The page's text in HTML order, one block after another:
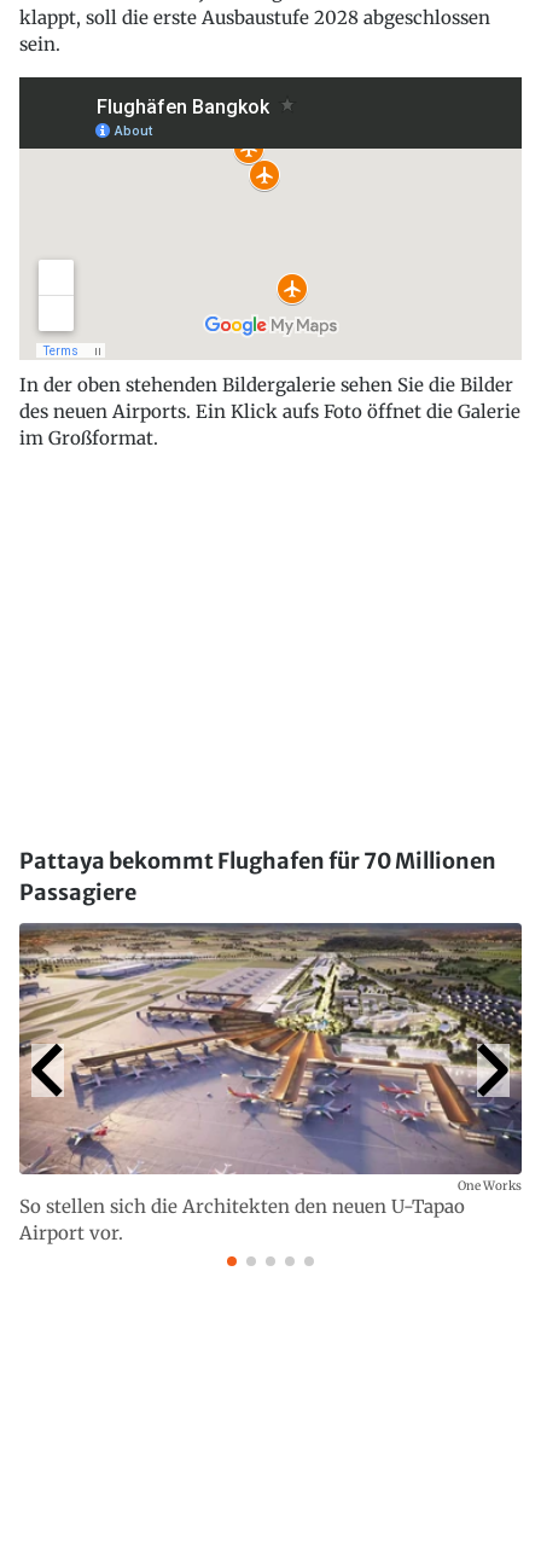
klappt, soll die erste Ausbaustufe 2028 abgeschlossen
sein.
In der oben stehenden Bildergalerie sehen Sie die Bilder
des neuen Airports. Ein Klick aufs Foto öffnet die Galerie
im Großformat.
Pattaya bekommt Flughafen für 70 Millionen
Passagiere
So stellen sich die Architekten den neuen U-Tapao
Airport vor.
One Works